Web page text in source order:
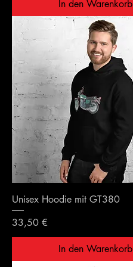
In den Warenkorb
Unisex Hoodie mit GT380
Preis
33,50 €
In den Warenkorb